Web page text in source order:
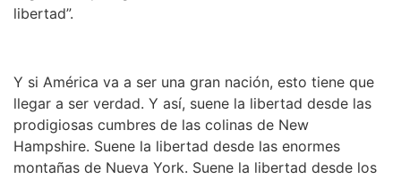
libertad”.
Y si América va a ser una gran nación, esto tiene que
llegar a ser verdad. Y así, suene la libertad desde las
prodigiosas cumbres de las colinas de New
Hampshire. Suene la libertad desde las enormes
montañas de Nueva York. Suene la libertad desde los